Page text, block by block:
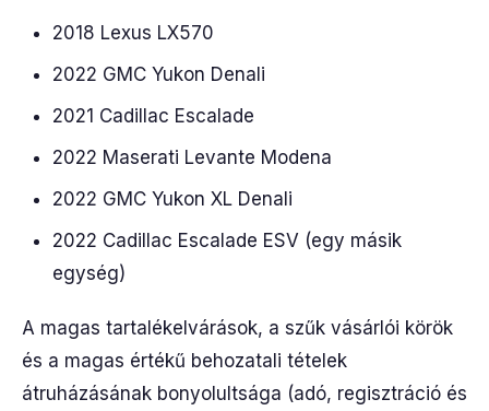
2018 Lexus LX570
2022 GMC Yukon Denali
2021 Cadillac Escalade
2022 Maserati Levante Modena
2022 GMC Yukon XL Denali
2022 Cadillac Escalade ESV (egy másik
egység)
A magas tartalékelvárások, a szűk vásárlói körök
és a magas értékű behozatali tételek
átruházásának bonyolultsága (adó, regisztráció és